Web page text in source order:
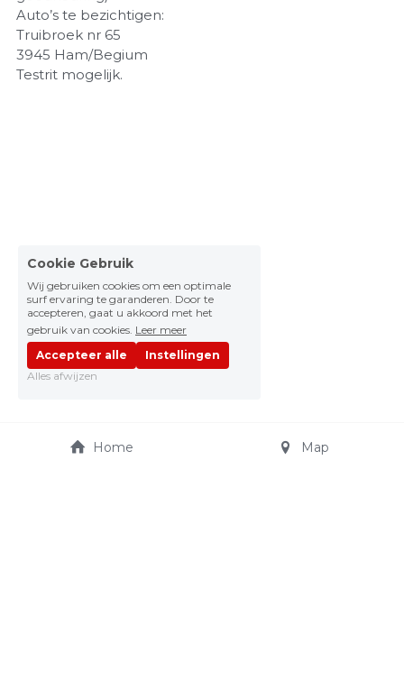
Auto’s te bezichtigen:
Truibroek nr 65
3945 Ham/Begium
Testrit mogelijk.
Home Map
Cookie Gebruik
Wij gebruiken cookies om een optimale
surf ervaring te garanderen. Door te
accepteren, gaat u akkoord met het
gebruik van cookies. Leer meer
Accepteer alle
Instellingen
Alles afwijzen